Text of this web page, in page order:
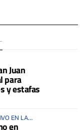
Juan
para
y estafas
EN LA
en